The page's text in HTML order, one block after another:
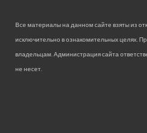
Все материалы на данном сайте взяты из
исключительно в ознакомительных целях.
владельцам. Администрация сайта
не несет.